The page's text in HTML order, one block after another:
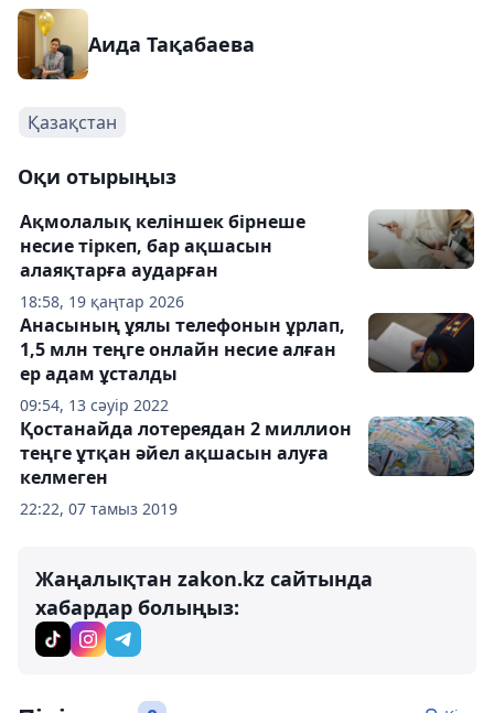
Аида Тақабаева
Қазақстан
Оқи отырыңыз
18:58, 19 қаңтар 2026
Ақмолалық келіншек бірнеше
несие тіркеп, бар ақшасын
алаяқтарға аударған
09:54, 13 сәуір 2022
Анасының ұялы телефонын ұрлап,
1,5 млн теңге онлайн несие алған
ер адам ұсталды
22:22, 07 тамыз 2019
Қостанайда лотереядан 2 миллион
теңге ұтқан әйел ақшасын алуға
келмеген
Жаңалықтан zakon.kz сайтында
хабардар болыңыз: